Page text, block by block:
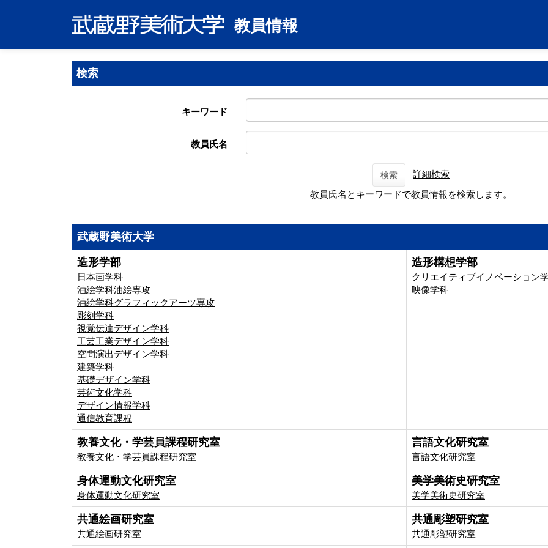
教員情報
検索
キーワード
教員氏名
検索
詳細検索
教員氏名とキーワードで教員情報を検索します。
武蔵野美術大学
造形学部
日本画学科
油絵学科油絵専攻
油絵学科グラフィックアーツ専攻
彫刻学科
視覚伝達デザイン学科
工芸工業デザイン学科
空間演出デザイン学科
建築学科
基礎デザイン学科
芸術文化学科
デザイン情報学科
通信教育課程
造形構想学部
クリエイティブイノベーション
映像学科
教養文化・学芸員課程研究室
教養文化・学芸員課程研究室
言語文化研究室
言語文化研究室
身体運動文化研究室
身体運動文化研究室
美学美術史研究室
美学美術史研究室
共通絵画研究室
共通絵画研究室
共通彫塑研究室
共通彫塑研究室